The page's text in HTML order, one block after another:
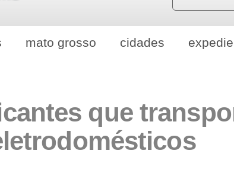
mato grosso cidades
que